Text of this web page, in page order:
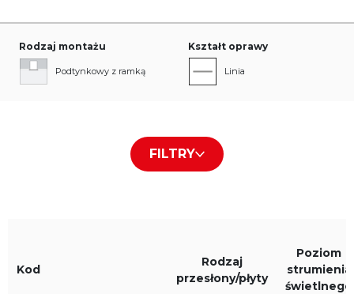
Rodzaj montażu
Podtynkowy z ramką
Kształt oprawy
Linia
FILTRY
Kod
Rodzaj
przesłony/płyty
Poziom
strumienia
świetlnego